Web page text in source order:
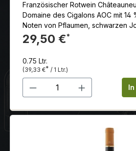
Französischer Rotwein
Domaine des Cigalons AOC mit 14
Noten von Pflaumen, schwarzen
Kirschen. Die Rotweine aus Châteauneuf-du-Pape
sind üppig, vollmundig und gut
entfalten sie, wie das alte
architektonischen Dimensionen. Tiefes Rubinrot, das
sich in der Nase mit Offenheit und
und auf samtigen Tanninen ruht,
sich mit Noten von Kräutern und
Pflaumen, schwarzen
29,50 €*
0.75 Ltr.
(39,33 €* / 1 Ltr.)
Produkt Anzahl: